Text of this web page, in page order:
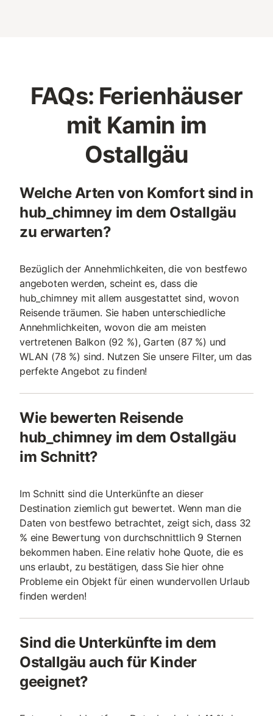
FAQs: Ferienhäuser
mit Kamin im
Ostallgäu
Welche Arten von Komfort sind in
hub_chimney im dem Ostallgäu
zu erwarten?
Bezüglich der Annehmlichkeiten, die von bestfewo
angeboten werden, scheint es, dass die
hub_chimney mit allem ausgestattet sind, wovon
Reisende träumen. Sie haben unterschiedliche
Annehmlichkeiten, wovon die am meisten
vertretenen Balkon (92 %), Garten (87 %) und
WLAN (78 %) sind. Nutzen Sie unsere Filter, um das
perfekte Angebot zu finden!
Wie bewerten Reisende
hub_chimney im dem Ostallgäu
im Schnitt?
Im Schnitt sind die Unterkünfte an dieser
Destination ziemlich gut bewertet. Wenn man die
Daten von bestfewo betrachtet, zeigt sich, dass 32
% eine Bewertung von durchschnittlich 9 Sternen
bekommen haben. Eine relativ hohe Quote, die es
uns erlaubt, zu bestätigen, dass Sie hier ohne
Probleme ein Objekt für einen wundervollen Urlaub
finden werden!
Sind die Unterkünfte im dem
Ostallgäu auch für Kinder
geeignet?